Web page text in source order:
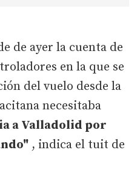
de ayer la cuenta de
en la que se
del vuelo desde la
necesitaba
a Valladolid por
, indica el tuit de